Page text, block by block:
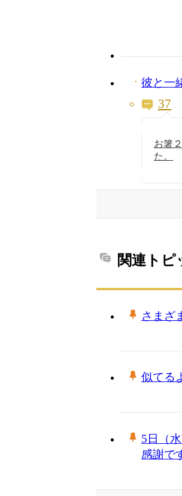
彼と一
37
お箸
た。
関連トピ
さまざ
似てる
5日（
感謝で